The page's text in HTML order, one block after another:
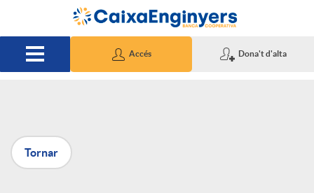
Salta al contingut principal
Accés Dona't d'alta
P
u
Tornar